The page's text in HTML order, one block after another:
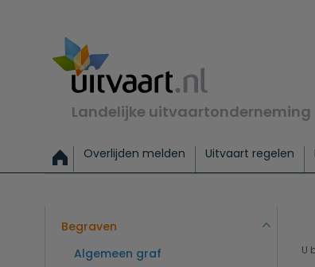
Landelijke uitvaartonderneming
Overlijden melden Uitvaart regelen
Exclusieve uitvaart Begrafenis Basis
Begraven
Algemeen graf
U